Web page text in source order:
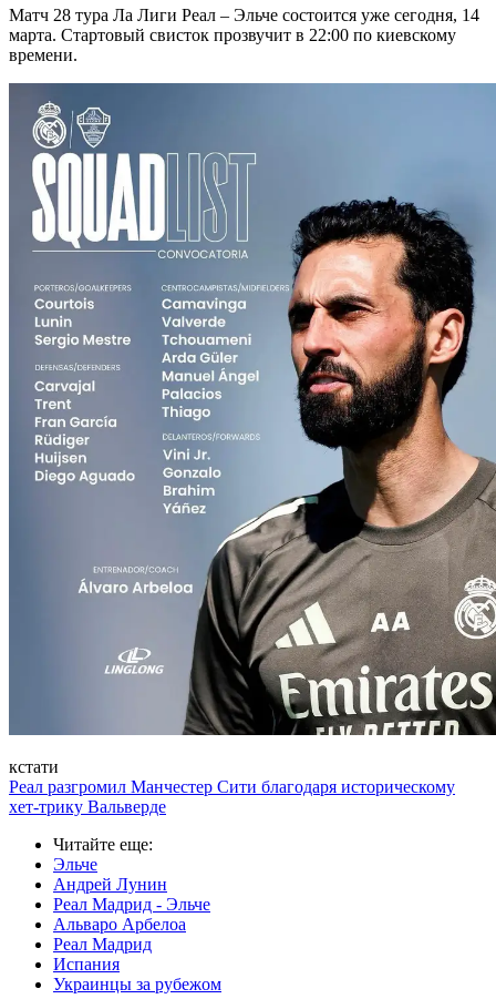
Матч 28 тура Ла Лиги Реал – Эльче состоится уже сегодня, 14
марта. Стартовый свисток прозвучит в 22:00 по киевскому
времени.
кстати
Реал разгромил Манчестер Сити благодаря историческому
хет-трику Вальверде
Читайте еще:
Эльче
Андрей Лунин
Реал Мадрид - Эльче
Альваро Арбелоа
Реал Мадрид
Испания
Украинцы за рубежом